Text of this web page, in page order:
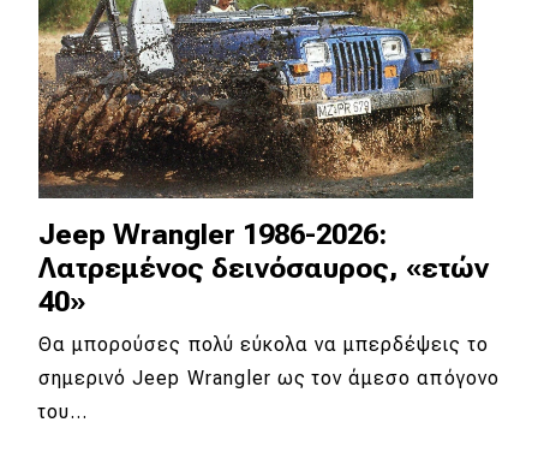
Jeep Wrangler 1986-2026:
Λατρεμένος δεινόσαυρος, «ετών
40»
Θα μπορούσες πολύ εύκολα να μπερδέψεις το
σημερινό Jeep Wrangler ως τον άμεσο απόγονο
του…